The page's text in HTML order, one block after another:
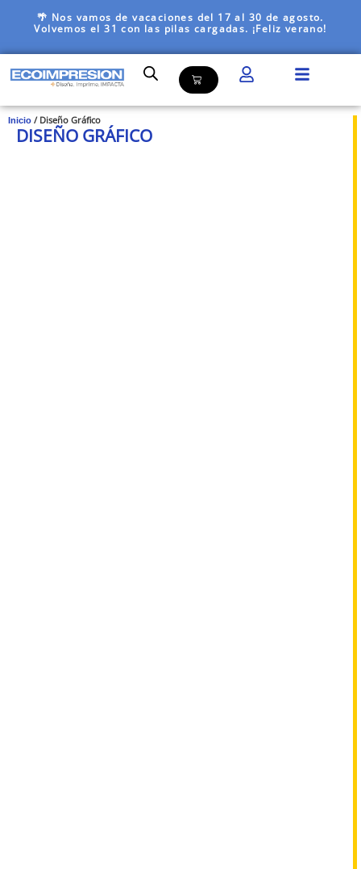
🌴 Nos vamos de vacaciones del 17 al 30 de agosto.
Volvemos el 31 con las pilas cargadas. ¡Feliz verano!
Inicio / Diseño Gráfico
DISEÑO GRÁFICO